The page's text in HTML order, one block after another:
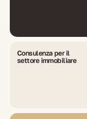
Consulenza per il
settore immobiliare